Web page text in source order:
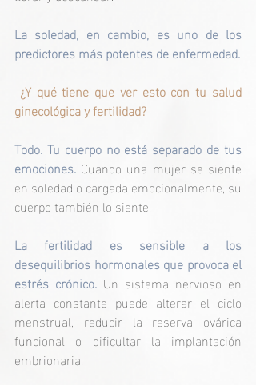
La soledad, en cambio, es uno de los
predictores más potentes de enfermedad.
ginecológica y fertilidad?
Todo. Tu cuerpo no está separado de tus
emociones. Cuando una mujer se siente
en soledad o cargada emocionalmente, su
cuerpo también lo siente.
La fertilidad es sensible a los
desequilibrios hormonales que provoca el
estrés crónico. Un sistema nervioso en
alerta constante puede alterar el ciclo
menstrual, reducir la reserva ovárica
funcional o dificultar la implantación
embrionaria.